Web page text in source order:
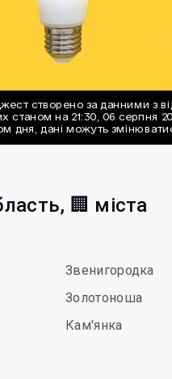
🏢 міста
Звенигородка
Золотоноша
Кам'янка